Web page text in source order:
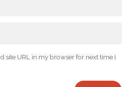
site URL in my browser for next time I